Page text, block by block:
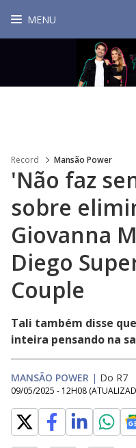
MENU
Record Mansão Power
'Não faz
sobre
Giovanna
Diego
Couple
Tali também disse
inteira pensando na
MANSÃO POWER | Do R7
09/05/2025 - 12H08